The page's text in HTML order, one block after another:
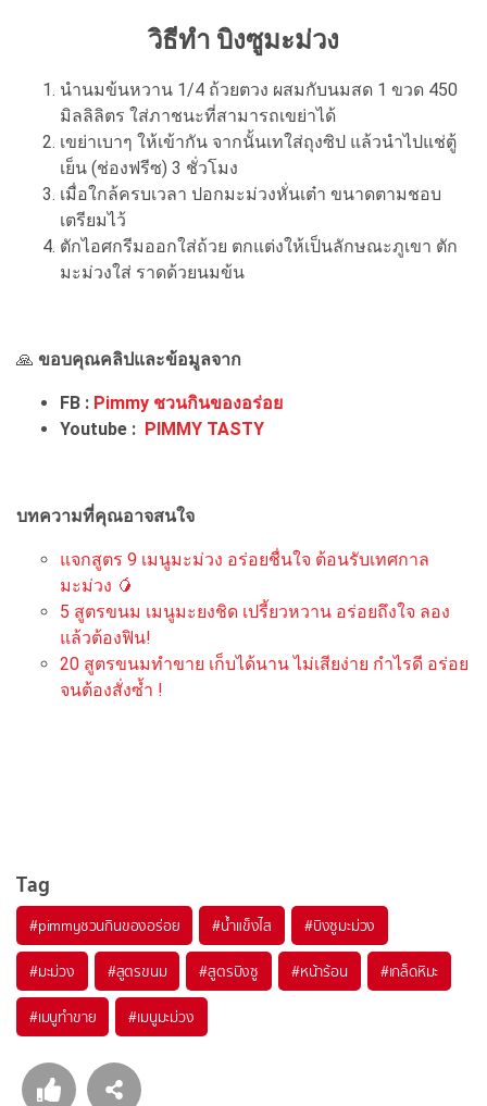
วิธีทำ บิงซูมะม่วง
นำนมข้นหวาน 1/4 ถ้วยตวง ผสมกับนมสด 1 ขวด 450
มิลลิลิตร ใส่ภาชนะที่สามารถเขย่าได้
เขย่าเบาๆ ให้เข้ากัน จากนั้นเทใส่ถุงซิป แล้วนำไปแช่ตู้
เย็น (ช่องฟรีซ) 3 ชั่วโมง
เมื่อใกล้ครบเวลา ปอกมะม่วงหั่นเต๋า ขนาดตามชอบ
เตรียมไว้
ตักไอศกรีมออกใส่ถ้วย ตกแต่งให้เป็นลักษณะภูเขา ตัก
มะม่วงใส่ ราดด้วยนมข้น
🙏 ขอบคุณคลิปและข้อมูลจาก
FB : Pimmy ชวนกินของอร่อย
Youtube : PIMMY TASTY
บทความที่คุณอาจสนใจ
แจกสูตร 9 เมนูมะม่วง อร่อยชื่นใจ ต้อนรับเทศกาล
มะม่วง 🥭
5 สูตรขนม เมนูมะยงชิด เปรี้ยวหวาน อร่อยถึงใจ ลอง
แล้วต้องฟิน!
20 สูตรขนมทำขาย เก็บได้นาน ไม่เสียง่าย กำไรดี อร่อย
จนต้องสั่งซ้ำ !
Tag
#pimmyชวนกินของอร่อย #น้ำแข็งไส #บิงซูมะม่วง
#มะม่วง #สูตรขนม #สูตรบิงซู #หน้าร้อน #เกล็ดหิมะ
#เมนูทำขาย #เมนูมะม่วง